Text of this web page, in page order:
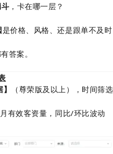
，卡在哪一层？
是价格、风格、还是跟单不及时
答案。
（尊荣版及以上），时间筛选
效客资量，同比/环比波动